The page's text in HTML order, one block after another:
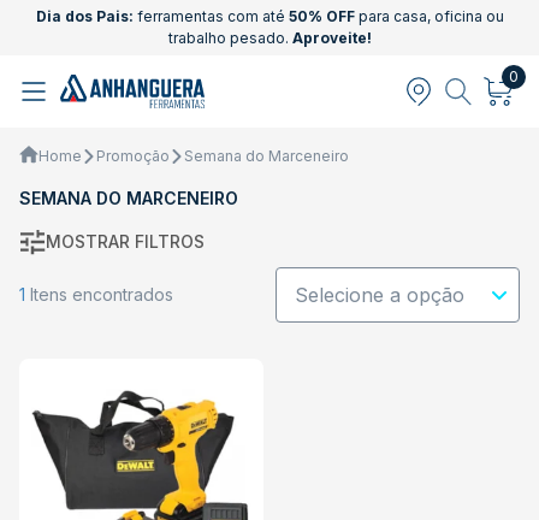
Dia dos Pais: ferramentas com até 50% OFFpara casa, oficina ou
trabalho pesado. Aproveite!
0
Home Promoção Semana do Marceneiro
SEMANA DO MARCENEIRO
MOSTRAR FILTROS
1 Itens encontrados